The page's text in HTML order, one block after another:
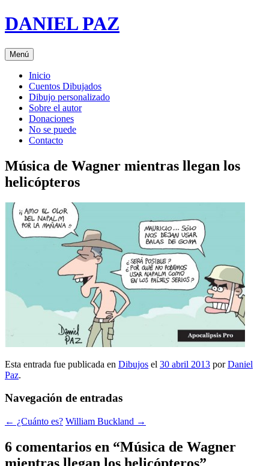
Saltar
al
DANIEL PAZ
Menú
Inicio
Cuentos Dibujados
Dibujo personalizado
Sobre el autor
Donaciones
No se puede
Contacto
Música de Wagner mientras llegan los
helicópteros
Esta entrada fue publicada en Dibujos el 30 abril 2013 porDaniel
Paz.
Navegación de entradas
← ¿Cuánto es? William Buckland →
6 comentarios en “Música de Wagner